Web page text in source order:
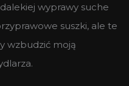
wyprawy suche
suszki, ale te
wzbudzić moją